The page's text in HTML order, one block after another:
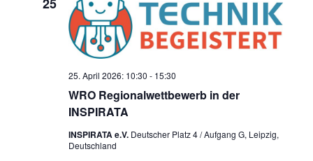
WRO Regionalwettbewerb in der
INSPIRATA
25. April 2026: 10:30 - 15:30
INSPIRATA e.V. Deutscher Platz 4 / Aufgang G, Leipzig,
Deutschland